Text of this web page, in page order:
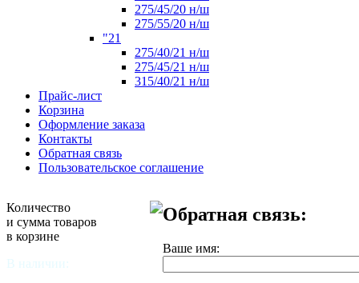
275/45/20 н/ш
275/55/20 н/ш
"21
275/40/21 н/ш
275/45/21 н/ш
315/40/21 н/ш
Прайс-лист
Корзина
Оформление заказа
Контакты
Обратная связь
Пользовательское соглашение
Количество
и сумма товаров
в корзине
В наличии:
Обратная связь:
Ваше имя: